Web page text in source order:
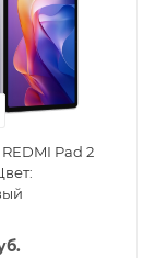
Pad 2